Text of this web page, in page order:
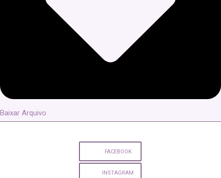
Baixar Arquivo
FACEBOOK
INSTAGRAM